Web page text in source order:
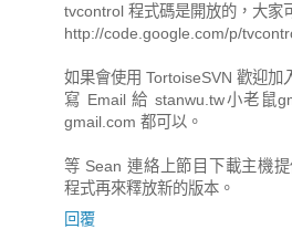
tvcontrol 程式碼是開放的，大家
http://code.google.com/p/
如果會使用 TortoiseSVN 歡迎加
寫 Email 給 stanwu.tw小老鼠
gmail.com 都可以。
等 Sean 連絡上節目下載主機
程式再來釋放新的版本。
回覆